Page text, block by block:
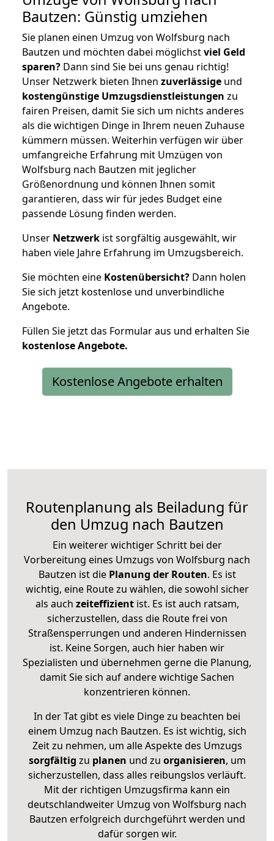
Bautzen: Günstig umziehen
Sie planen einen Umzug von Wolfsburg nach
Bautzen und möchten dabei möglichstviel Geld
sparen? Dann sind Sie bei uns genau richtig!
Unser Netzwerk bieten Ihnen zuverlässige und
kostengünstige Umzugsdienstleistungen zu
fairen Preisen, damit Sie sich um nichts anderes
als die wichtigen Dinge in Ihrem neuen Zuhause
kümmern müssen. Weiterhin verfügen wir über
umfangreiche Erfahrung mit Umzügen von
Wolfsburg nach Bautzen mit jeglicher
Größenordnung und können Ihnen somit
garantieren, dass wir für jedes Budget eine
passende Lösung finden werden.
Unser Netzwerk ist sorgfältig ausgewählt, wir
haben viele Jahre Erfahrung im Umzugsbereich.
Sie möchten eine Kostenübersicht? Dann holen
Sie sich jetzt kostenlose und unverbindliche
Angebote.
Füllen Sie jetzt das Formular aus und erhalten Sie
kostenloseAngebote.
Kostenlose Angebote erhalten
Routenplanung als Beiladung für
den Umzug nach Bautzen
Ein weiterer wichtiger Schritt bei der
Vorbereitung eines Umzugs von Wolfsburg nach
Bautzen ist diePlanung der Routen. Es ist
wichtig, eine Route zu wählen, die sowohl sicher
als auch zeiteffizientist. Es ist auch ratsam,
sicherzustellen, dass die Route frei von
Straßensperrungen und anderen Hindernissen
ist. Keine Sorgen, auch hier haben wir
Spezialisten und übernehmen gerne die Planung,
damit Sie sich auf andere wichtige Sachen
konzentrieren können.
In der Tat gibt es viele Dinge zu beachten bei
einem Umzug nach Bautzen. Es ist wichtig, sich
Zeit zu nehmen, um alle Aspekte des Umzugs
sorgfältig zu planen und zu organisieren, um
sicherzustellen, dass alles reibungslos verläuft.
Mit der richtigen Umzugsfirma kann ein
deutschlandweiter Umzug von Wolfsburg nach
Bautzen erfolgreich durchgeführt werden und
dafür sorgen wir.